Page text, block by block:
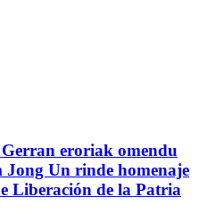
eroriak omendu
Un rinde homenaje
Liberación de la Patria